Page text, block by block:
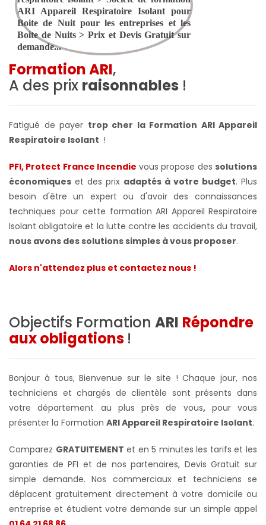
Formation ARI,
A des prix raisonnables !
Fatigué de payer trop cher la Formation ARI Appareil
Respiratoire Isolant !
PFI, Protect France Incendie vous propose dessolutions
économiques et des prix adaptés à votre budget. Plus
besoin d'être un expert ou d'avoir des connaissances
techniques pour cette formation ARI Appareil Respiratoire
Isolant obligatoire et la lutte contre les accidents du travail,
nous avons des solutions simples à vous proposer.
Alors n'attendez plus et contactez nous !
Objectifs Formation ARI Répondre
aux obligations !
Bonjour à tous, Bienvenue sur le site ! Chaque jour, nos
techniciens et chargés de clientèle sont présents dans
votre département au plus près de vous,pour vous
présenter la Formation ARI Appareil Respiratoire Isolant.
Comparez GRATUITEMENT et en 5 minutes les tarifs et les
garanties de PFI et de nos partenaires, Devis Gratuit sur
simple demande. Nos commerciaux et techniciens se
déplacent gratuitement directement à votre domicile ou
entreprise et étudient votre demande sur un simple appel